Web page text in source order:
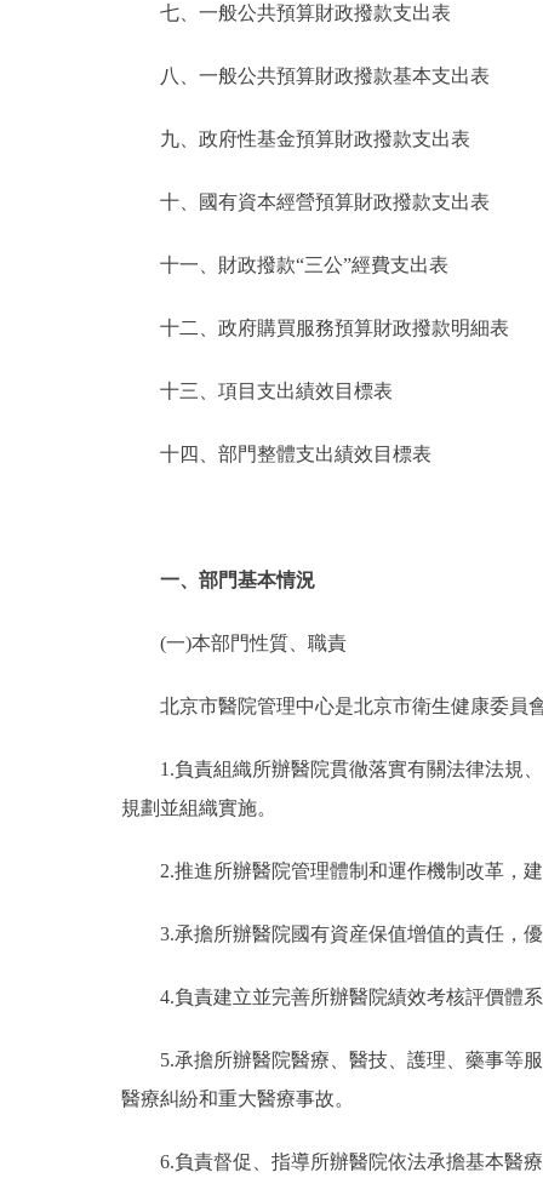
ENGLISH
七、一般公共預算財政撥款支出表
八、一般公共預算財政撥款基本支出表
九、政府性基金預算財政撥款支出表
十、國有資本經營預算財政撥款支出表
十一、財政撥款“三公”經費支出表
十二、政府購買服務預算財政撥款明細表
十三、項目支出績效目標表
十四、部門整體支出績效目標表
一、部門基本情況
(一)本部門性質、職責
北京市醫院管理中心是北京市衛生健康委員會
1.負責組織所辦醫院貫徹落實有關法律法規、
規劃並組織實施。
2.推進所辦醫院管理體制和運作機制改革，建
3.承擔所辦醫院國有資産保值增值的責任，優
4.負責建立並完善所辦醫院績效考核評價體系
5.承擔所辦醫院醫療、醫技、護理、藥事等服
醫療糾紛和重大醫療事故。
6.負責督促、指導所辦醫院依法承擔基本醫療